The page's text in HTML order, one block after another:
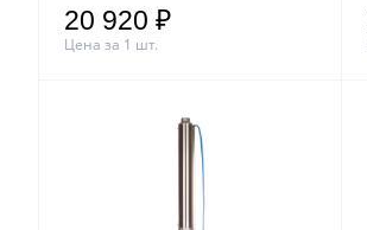
20 920 ₽
Цена за 1 шт.